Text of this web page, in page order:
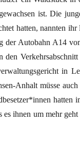
ist. Die
hatten, nannten
der Autobahn A14
den
in
Anhalt müsse
hatten
es ihnen um mehr
vorerst